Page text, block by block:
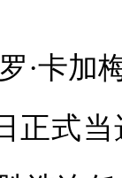
·卡加
正式